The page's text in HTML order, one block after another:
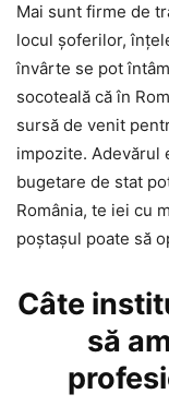
Mai sunt firme de
locul șoferilor,
învârte se pot
socoteală că în
sursă de venit
impozite. Adevărul
bugetare de stat
România, te iei cu
poștașul poate să
Câte
să